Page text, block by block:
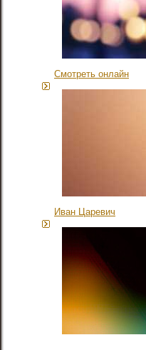
Смотреть онлайн
Иван Царевич